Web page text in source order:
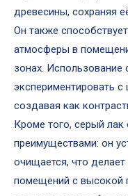
древесины, сохраняя
Он также
атмосферы в
зонах. Использование
экспериментировать с
создавая как
Кроме того, серый лак
преимуществами: он
очищается, что
помещений с высокой